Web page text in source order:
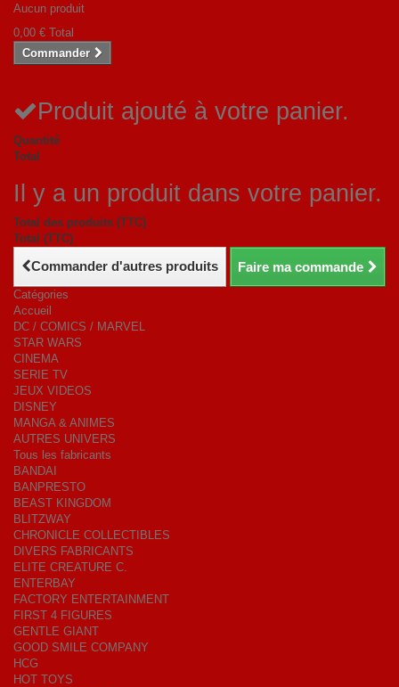
Aucun produit
0,00 € Total
Commander
Produit ajouté à votre panier.
Quantité
Total
Il y a un produit dans votre panier.
Total des produits (TTC)
Total (TTC)
Commander d'autres produits Faire ma commande
Catégories
Accueil
DC / COMICS / MARVEL
STAR WARS
CINEMA
SERIE TV
JEUX VIDEOS
DISNEY
MANGA & ANIMES
AUTRES UNIVERS
Tous les fabricants
BANDAI
BANPRESTO
BEAST KINGDOM
BLITZWAY
CHRONICLE COLLECTIBLES
DIVERS FABRICANTS
ELITE CREATURE C.
ENTERBAY
FACTORY ENTERTAINMENT
FIRST 4 FIGURES
GENTLE GIANT
GOOD SMILE COMPANY
HCG
HOT TOYS